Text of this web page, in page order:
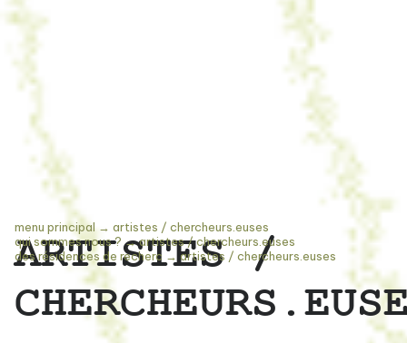
menu principal→ artistes / chercheurs.euses
qui sommes nous ?→artistes / chercheurs.euses
des résidences de recherc → artistes / chercheurs.euses
ARTISTES /